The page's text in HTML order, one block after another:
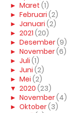
► Maret (1)
► Februari (2)
► Januari (2)
► 2021 (20)
► Desember(9)
► November(6)
► Juli (1)
► Juni (2)
► Mei (2)
▼ 2020 (23)
► November(4)
► Oktober(3)